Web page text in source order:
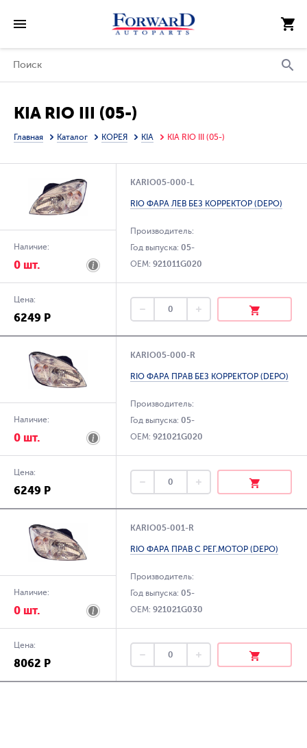
KIA RIO III (05-)
Главная Каталог КОРЕЯ KIA KIA RIO III (05-)
Наличие:
0 шт.
KARIO05-000-L
RIO ФАРА ЛЕВ БЕЗ КОРРЕКТОР (DEPO)
Производитель:
Год выпуска:05-
OEM:921011G020
Цена:
6249 Р
Наличие:
0 шт.
KARIO05-000-R
RIO ФАРА ПРАВ БЕЗ КОРРЕКТОР (DEPO)
Производитель:
Год выпуска:05-
OEM:921021G020
Цена:
6249 Р
Наличие:
0 шт.
KARIO05-001-R
RIO ФАРА ПРАВ С РЕГ.МОТОР (DEPO)
Производитель:
Год выпуска:05-
OEM:921021G030
Цена:
8062 Р